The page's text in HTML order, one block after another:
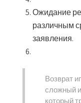
Ожидание
различным
заявления.
Возврат
сложный
который